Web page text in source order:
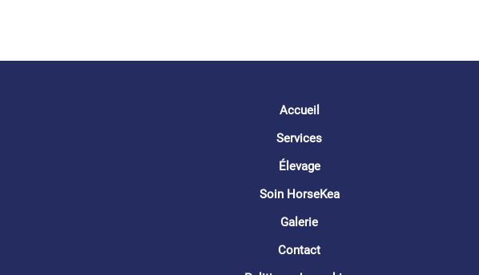
Accueil
Services
Élevage
Soin HorseKea
Galerie
Contact